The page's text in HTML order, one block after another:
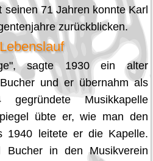
seinen 71 Jahren konnte Karl
zurückblicken.
sagte 1930 ein alter
und er übernahm als
Musikkapelle
übte er, wie man den
1940 leitete er die Kapelle.
in den Musikverein